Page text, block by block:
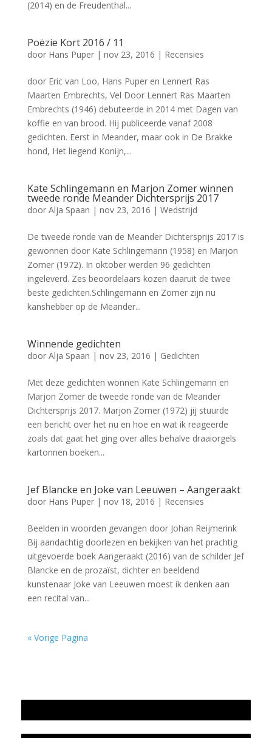
(2014) en de Freudenthal...
Poëzie Kort 2016 / 11
door Hans Puper| nov 23, 2016 | Recensies
door Eric van Loo, Hans Puper en Lennert Ras
Maarten Embrechts, Vel Door Lennert Ras Maarten
Embrechts (1946) debuteerde in 2014 met Dagen van
koffie en van brood. Hij publiceerde vanaf 2008
gedichten. Eerst in Meander, maar ook in De Brakke
hond, Het liegend Konijn,...
Kate Schlingemann en Marjon Zomer winnen
tweede ronde Meander Dichtersprijs 2017
door Alja Spaan | nov 23, 2016 | Wedstrijd
De tweede ronde van de Meander Dichtersprijs 2017 is
gewonnen door Kate Schlingemann (1958) en Marjon
Zomer (1972). In oktober werden 96 gedichten
ingeleverd. Zes beoordelaars kozen daaruit de twee
beste gedichten.Schlingemann en Zomer zijn nu
kanshebber op de Meander...
Winnende gedichten
door Alja Spaan | nov 23, 2016 | Gedichten
Met deze gedichten wonnen Kate Schlingemann en
Marjon Zomer de tweede ronde van de Meander
Dichtersprijs 2017. Marjon Zomer (1972) jij stuurde
een bericht over het nu en hoe en wat ik reageerde
zoals dat gaat het ging over alles behalve draaiorgels
kartonnen boeken...
Jef Blancke en Joke van Leeuwen – Aangeraakt
door Hans Puper| nov 18, 2016 | Recensies
Beelden in woorden gevangen door Johan Reijmerink
Bij aandachtig doorlezen en bekijken van het prachtig
uitgevoerde boek Aangeraakt (2016) van de schilder Jef
Blancke en de prozaïst, dichter en beeldend
kunstenaar Joke van Leeuwen moest ik denken aan
een recital van...
« Vorige Pagina